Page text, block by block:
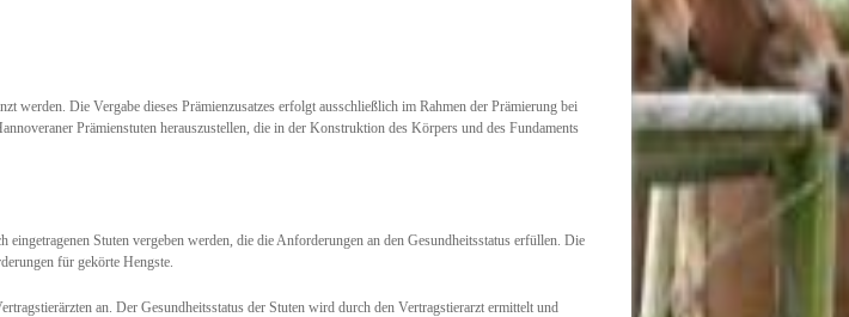
Die Vergabe dieses Prämienzusatzes erfolgt ausschließlich im Rahmen der Prämierung bei
Prämienstuten herauszustellen, die in der Konstruktion des Körpers und des Fundaments
Stuten vergeben werden, die die Anforderungen an den Gesundheitsstatus erfüllen. Die
für gekörte Hengste.
an. Der Gesundheitsstatus der Stuten wird durch den Vertragstierarzt ermittelt und